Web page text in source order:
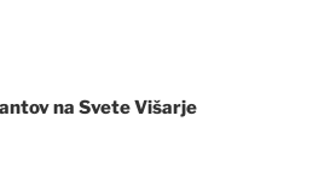
na Svete Višarje